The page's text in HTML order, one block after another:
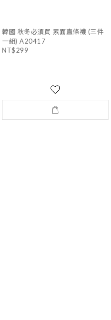
韓國 秋冬必須買 素面直條襪 (三件
一組) A20417
NT$299